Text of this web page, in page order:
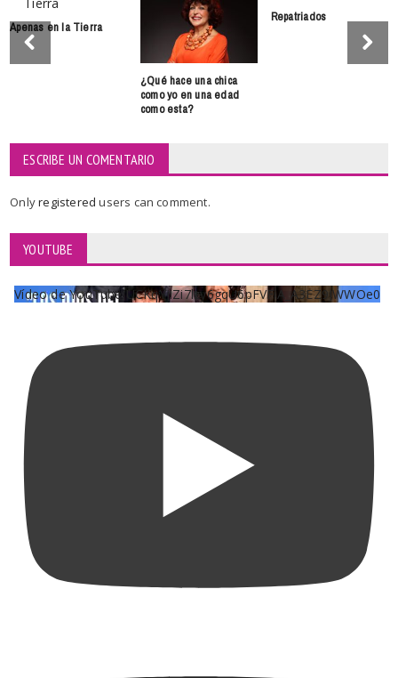
Apenas en la Tierra
¿Qué hace una chica
como yo en una edad
como esta?
Repatriados
ESCRIBE UN COMENTARIO
Onlyregisteredusers can comment.
YOUTUBE
Vídeo de YouTube UCKqYjiZi7lzy6gqU6pFVFiA_A3EZ9JWWOe0